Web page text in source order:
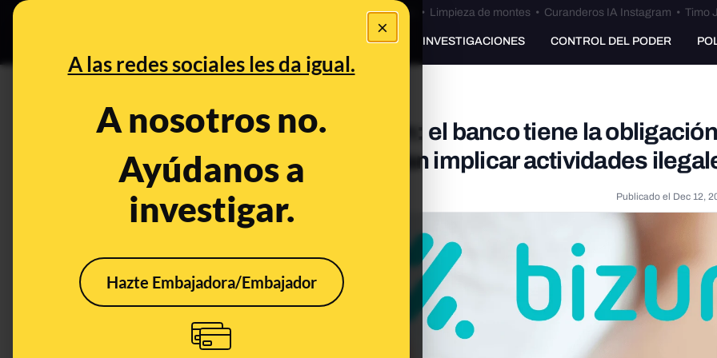
×
A las redes sociales les da igual.
A nosotros no.
Ayúdanos a
investigar.
Hazte Embajadora/Embajador
Bulos Ceuta • Limpieza de montes• Curanderos IA Instagram • Timo
PREBUNKING INVESTIGACIONES CONTROL DEL PODER
Cuidado con el concepto del Bizum: el banco tiene la
vigilar las transacciones que puedan implicar actividades
Publicado el Dec 12,